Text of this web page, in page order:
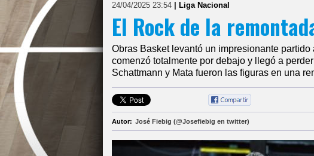
24/04/2025 23:54 | Liga Nacional
El Rock de la
Obras Basket levantó un impresionante
comenzó totalmente por debajo y llegó a
Schattmann y Mata fueron las figuras en una
Autor: José Fiebig (@Josefiebig en twitter)